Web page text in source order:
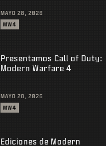
MAYO 28, 2026
MW4
Presentamos Call of Duty:
Modern Warfare 4
MAYO 28, 2026
MW4
Ediciones de Modern